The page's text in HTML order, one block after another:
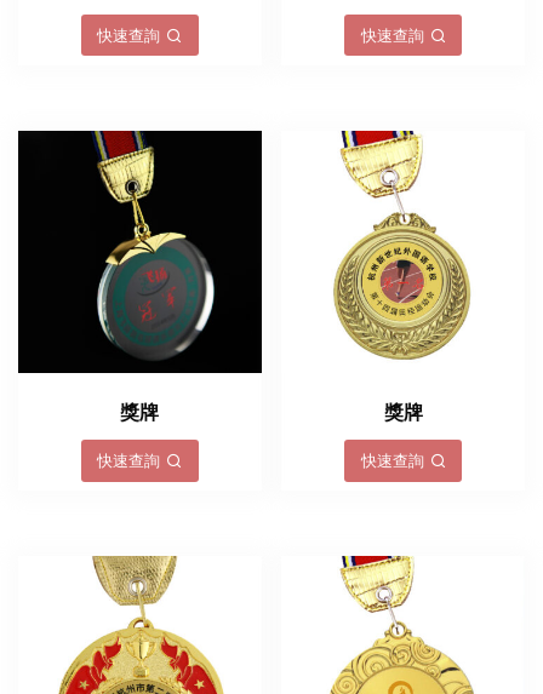
快速查詢 快速查詢
獎牌
快速查詢
獎牌
快速查詢